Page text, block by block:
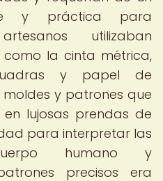
y práctica para
utilizaban
como la cinta métrica,
y papel de
y patrones que
lujosas prendas de
para interpretar las
humano y
precisos era